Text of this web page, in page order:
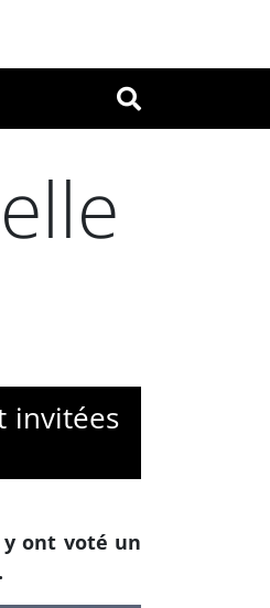
OK
invitées
y ont voté un